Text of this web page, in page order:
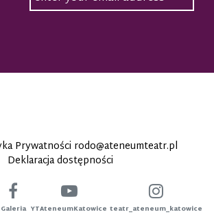
Prywatności rodo@ateneumteatr.pl
Deklaracja dostępności
Galeria YTAteneumKatowice teatr_ateneum_katowice